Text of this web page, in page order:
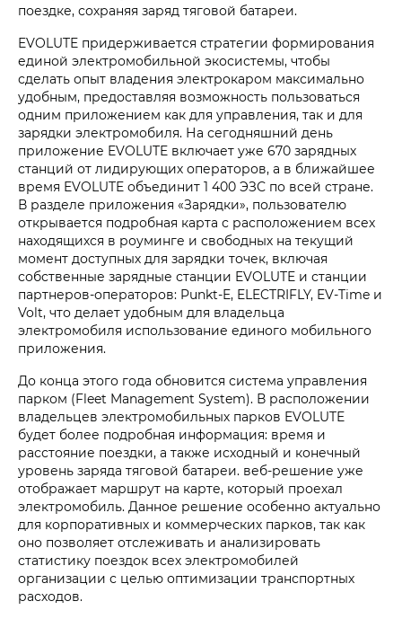
поездке, сохраняя заряд тяговой батареи.
EVOLUTE придерживается стратегии формирования
единой электромобильной экосистемы, чтобы
сделать опыт владения электрокаром максимально
удобным, предоставляя возможность пользоваться
одним приложением как для управления, так и для
зарядки электромобиля. На сегодняшний день
приложение EVOLUTE включает уже 670 зарядных
станций от лидирующих операторов, а в ближайшее
время EVOLUTE объединит 1 400 ЭЗС по всей стране.
В разделе приложения «Зарядки», пользователю
открывается подробная карта с расположением всех
находящихся в роуминге и свободных на текущий
момент доступных для зарядки точек, включая
собственные зарядные станции EVOLUTE и станции
партнеров-операторов: Punkt-E, ELECTRIFLY, EV-Time и
Volt, что делает удобным для владельца
электромобиля использование единого мобильного
приложения.
До конца этого года обновится система управления
парком (Fleet Management System). В расположении
владельцев электромобильных парков EVOLUTE
будет более подробная информация: время и
расстояние поездки, а также исходный и конечный
уровень заряда тяговой батареи. веб-решение уже
отображает маршрут на карте, который проехал
электромобиль. Данное решение особенно актуально
для корпоративных и коммерческих парков, так как
оно позволяет отслеживать и анализировать
статистику поездок всех электромобилей
организации с целью оптимизации транспортных
расходов.